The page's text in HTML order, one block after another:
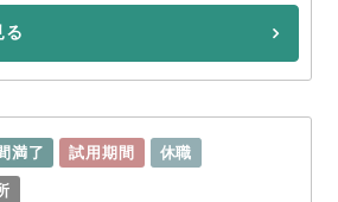
る
満了 試用期間 休職